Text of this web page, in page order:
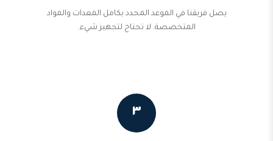
يصل فريقنا في الموعد المحدد بكامل المعدات والمواد
المتخصصة. لا تحتاج لتجهيز شيء.
٣